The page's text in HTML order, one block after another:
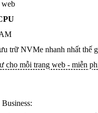
web
trữ NVMe nhanh nhất thế
cho mỗi trang web - miễn